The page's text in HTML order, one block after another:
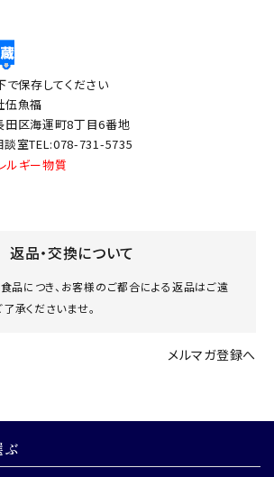
保存してください
伍魚福
田区海運町8丁目6番地
談室TEL:078-731-5735
ルギー物質
返品・交換について
品につき、お客様のご都合による返品はご遠
承くださいませ。
メルマガ登録へ